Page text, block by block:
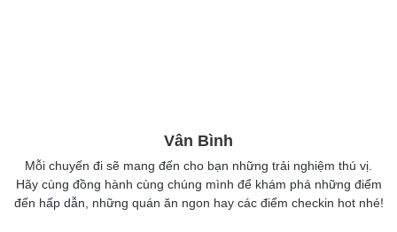
Vân Bình
Mỗi chuyến đi sẽ mang đến cho bạn những trải nghiệm thú vị.
Hãy cùng đồng hành cùng chúng mình để khám phá những điểm
đến hấp dẫn, những quán ăn ngon hay các điểm checkin hot nhé!